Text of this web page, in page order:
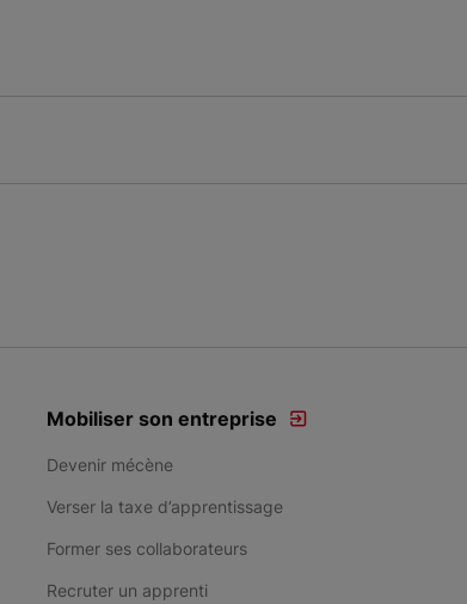
Mobiliser son entreprise
Devenir mécène
Verser la taxe d’apprentissage
Former ses collaborateurs
Recruter un apprenti